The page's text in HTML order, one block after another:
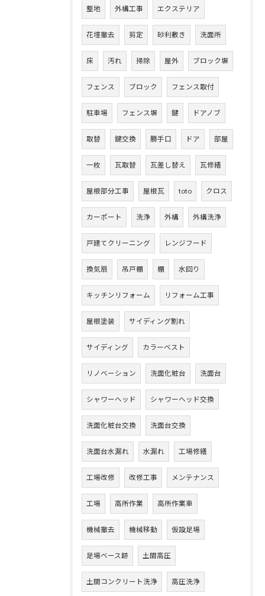
整地 外構工事 エクステリア
花壇撤去 剪定 砂利敷き 洗面所
床 汚れ 掃除 屋外 ブロック塀
フェンス ブロック フェンス取付
駐車場 フェンス塀 鍵 ドアノブ
取替 鍵交換 勝手口 ドア 部屋
一枚 瓦取替 瓦差し替え 瓦修繕
屋根部分工事 屋根瓦 toto クロス
カーポート 洗浄 外構 外構洗浄
戸建てクリーニング レンジフード
換気扇 吊戸棚 棚 水回り
キッチンリフォーム リフォーム工事
屋根塗装 サイディング割れ
サイディング カラーベスト
リノベーション 洗面化粧台 洗面台
シャワーヘッド シャワーヘッド交換
洗面化粧台交換 洗面台交換
洗面台水漏れ 水漏れ 工場修繕
工場改修 改修工事 メンテナンス
工場 高所作業 高所作業車
機械撤去 機械移動 仮設足場
足場ベース跡 土間高圧
土間コンクリート洗浄 高圧洗浄